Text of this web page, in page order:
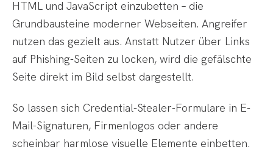
HTML und JavaScript einzubetten – die
Grundbausteine moderner Webseiten. Angreifer
nutzen das gezielt aus. Anstatt Nutzer über Links
auf Phishing-Seiten zu locken, wird die gefälschte
Seite direkt im Bild selbst dargestellt.
So lassen sich Credential-Stealer-Formulare in E-
Mail-Signaturen, Firmenlogos oder andere
scheinbar harmlose visuelle Elemente einbetten.